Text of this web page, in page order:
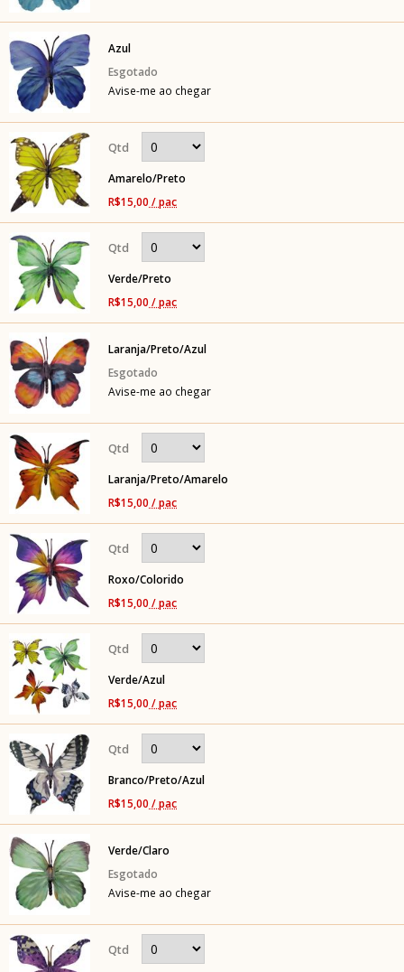
Azul
Avise-me ao chegar
Amarelo/Preto
R$15,00 / pac
Verde/Preto
R$15,00 / pac
Laranja/Preto/Azul
Avise-me ao chegar
Laranja/Preto/Amarelo
R$15,00 / pac
Roxo/Colorido
R$15,00 / pac
Verde/Azul
R$15,00 / pac
Branco/Preto/Azul
R$15,00 / pac
Verde/Claro
Avise-me ao chegar